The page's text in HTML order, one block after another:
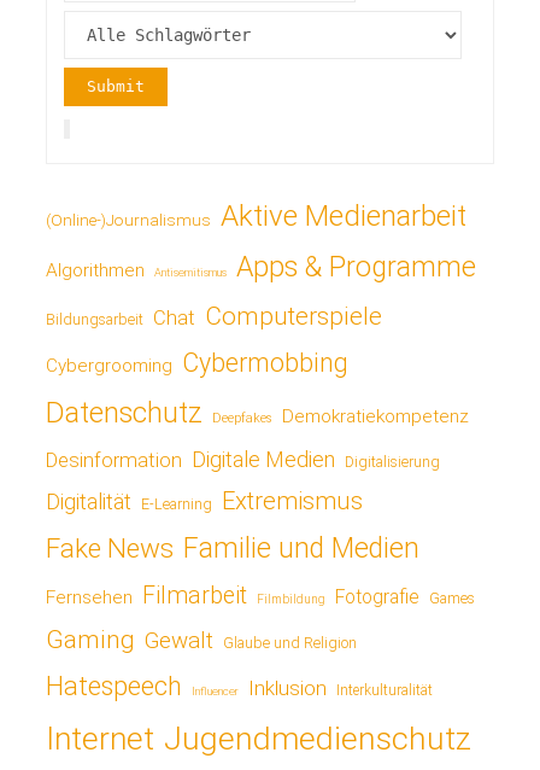
(Online-)Journalismus Aktive Medienarbeit
Algorithmen Antisemitismus Apps & Programme
Bildungsarbeit Chat Computerspiele
Cybergrooming Cybermobbing
Datenschutz Deepfakes Demokratiekompetenz
Desinformation Digitale Medien Digitalisierung
Digitalität E-Learning Extremismus
Fake News Familie und Medien
Fernsehen Filmarbeit Filmbildung Fotografie Games
Gaming Gewalt Glaube und Religion
Hatespeech Influencer Inklusion Interkulturalität
Internet Jugendmedienschutz